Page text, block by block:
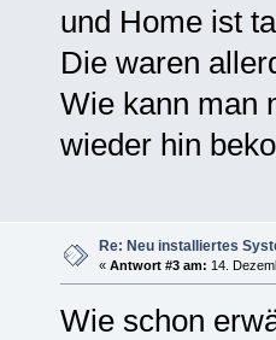
und Home ist
Die waren
Wie kann man
wieder hin
Re: Neu installiertes
« Antwort #3 am: 14.
Wie schon